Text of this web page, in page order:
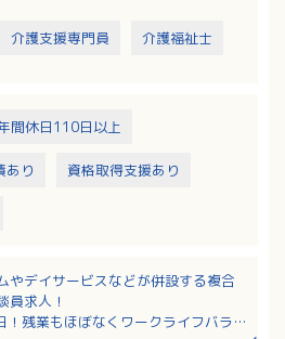
介護支援専門員 介護福祉士
間休日110日以上
あり 資格取得支援あり
やデイサービスなどが併設する複合
員求人！
！残業もほぼなくワークライフバラン